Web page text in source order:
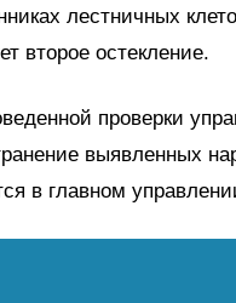
лестничных
второе остекление.
проверки
выявленных
в главном